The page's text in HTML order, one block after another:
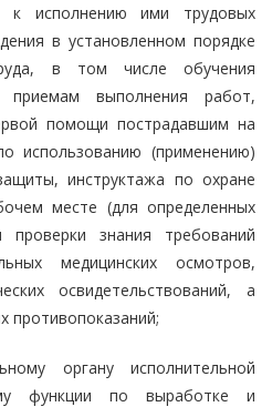
к исполнению ими трудовых
в установленном порядке
в том числе обучения
выполнения работ,
помощи пострадавшим на
использованию (применению)
инструктажа по охране
месте (для определенных
проверки знания требований
медицинских осмотров,
освидетельствований, а
противопоказаний;
органу исполнительной
функции по выработке и